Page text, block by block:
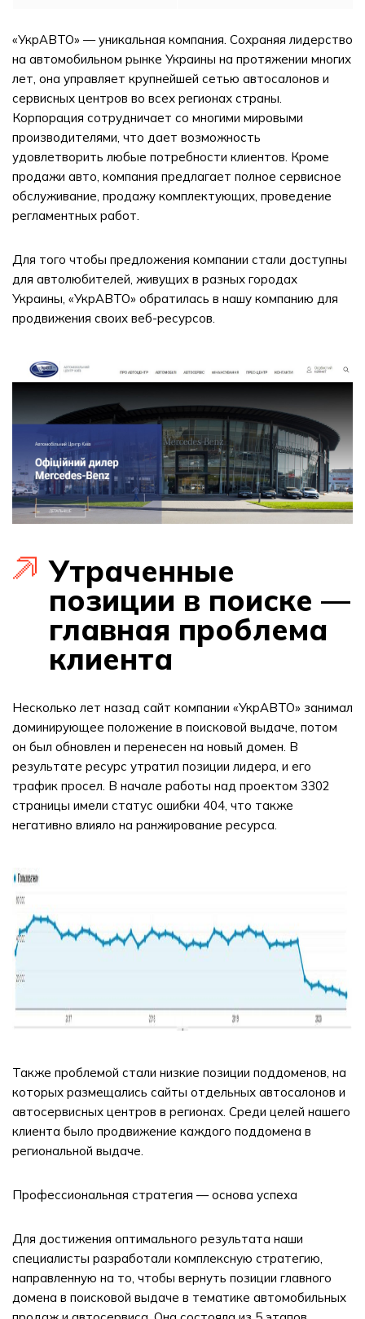
«УкрАВТО» — уникальная компания. Сохраняя лидерство
на автомобильном рынке Украины на протяжении многих
лет, она управляет крупнейшей сетью автосалонов и
сервисных центров во всех регионах страны.
Корпорация сотрудничает со многими мировыми
производителями, что дает возможность
удовлетворить любые потребности клиентов. Кроме
продажи авто, компания предлагает полное сервисное
обслуживание, продажу комплектующих, проведение
регламентных работ.
Для того чтобы предложения компании стали доступны
для автолюбителей, живущих в разных городах
Украины, «УкрАВТО» обратилась в нашу компанию для
продвижения своих веб-ресурсов.
Утраченные
позиции в поиске —
главная проблема
клиента
Несколько лет назад сайт компании «УкрАВТО» занимал
доминирующее положение в поисковой выдаче, потом
он был обновлен и перенесен на новый домен. В
результате ресурс утратил позиции лидера, и его
трафик просел. В начале работы над проектом 3302
страницы имели статус ошибки 404, что также
негативно влияло на ранжирование ресурса.
Также проблемой стали низкие позиции поддоменов, на
которых размещались сайты отдельных автосалонов и
автосервисных центров в регионах. Среди целей нашего
клиента было продвижение каждого поддомена в
региональной выдаче.
Профессиональная стратегия — основа успеха
Для достижения оптимального результата наши
специалисты разработали комплексную стратегию,
направленную на то, чтобы вернуть позиции главного
домена в поисковой выдаче в тематике автомобильных